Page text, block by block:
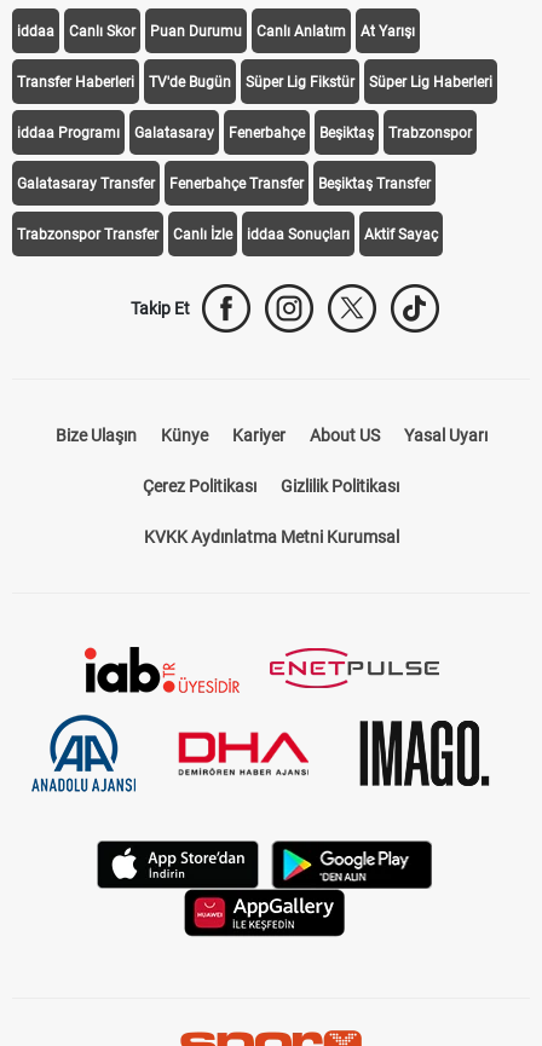
iddaa Canlı Skor Puan Durumu Canlı Anlatım At Yarışı
Transfer Haberleri TV'de Bugün Süper Lig Fikstür Süper Lig Haberleri
iddaa Programı Galatasaray Fenerbahçe Beşiktaş Trabzonspor
Galatasaray Transfer Fenerbahçe Transfer Beşiktaş Transfer
Trabzonspor Transfer Canlı İzle iddaa Sonuçları Aktif Sayaç
Takip Et
Bize Ulaşın Künye Kariyer About US Yasal Uyarı
Çerez Politikası Gizlilik Politikası
KVKK Aydınlatma Metni Kurumsal